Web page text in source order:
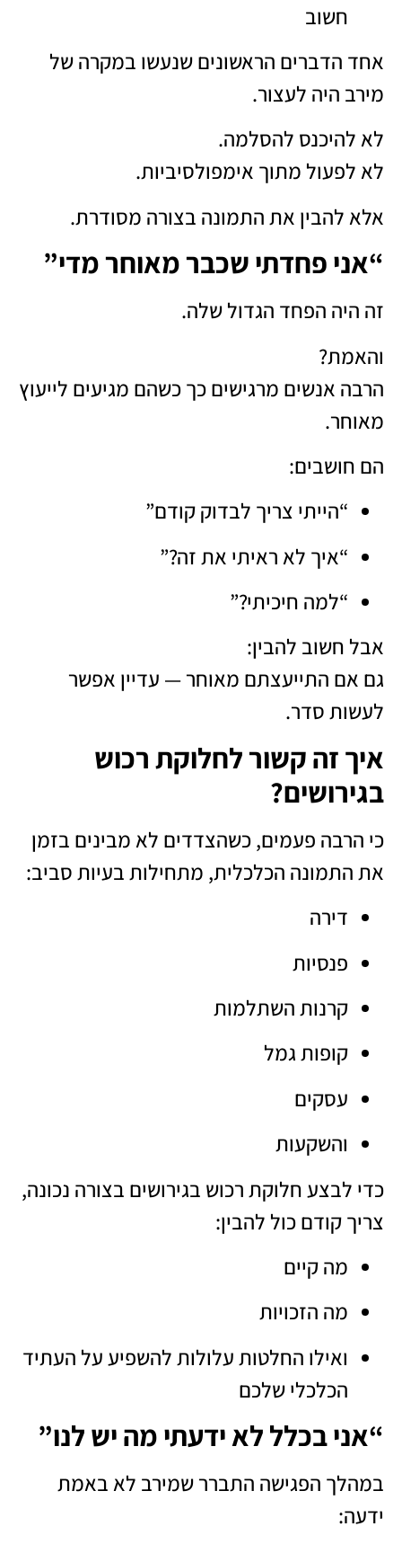
חשוב
אחד הדברים הראשונים שנעשו במקרה של
מירב היה לעצור.
לא להיכנס להסלמה.
לא לפעול מתוך אימפולסיביות.
אלא להבין את התמונה בצורה מסודרת.
“אני פחדתי שכבר מאוחר מדי”
זה היה הפחד הגדול שלה.
והאמת?
הרבה אנשים מרגישים כך כשהם מגיעים לייעוץ
מאוחר.
הם חושבים:
“הייתי צריך לבדוק קודם”
“איך לא ראיתי את זה?”
“למה חיכיתי?”
אבל חשוב להבין:
גם אם התייעצתם מאוחר — עדיין אפשר
לעשות סדר.
איך זה קשור לחלוקת רכוש
בגירושים?
כי הרבה פעמים, כשהצדדים לא מבינים בזמן
את התמונה הכלכלית, מתחילות בעיות סביב:
דירה
פנסיות
קרנות השתלמות
קופות גמל
עסקים
והשקעות
כדי לבצע חלוקת רכוש בגירושים בצורה נכונה,
צריך קודם כול להבין:
מה קיים
מה הזכויות
ואילו החלטות עלולות להשפיע על העתיד
הכלכלי שלכם
“אני בכלל לא ידעתי מה יש לנו”
במהלך הפגישה התברר שמירב לא באמת
ידעה: